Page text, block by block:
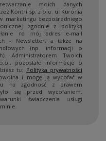
moich danych
Kontri sp. z o.o. ul Kuronia
marketingu bezpośredniego
zgodnie z polityką
na mój adres e-mail
- Newsletter, a także na
(np. informacji o
Administratorem Twoich
pozostałe informacje o
tu: Polityka prywatności
i mogę ją wycofać w
na zgodność z prawem
się przed wycofaniem.
świadczenia usługi